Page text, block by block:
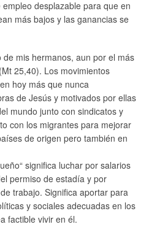
desplazable para que en
más bajos y las ganancias se
de mis hermanos, aun por el más
25,40). Los movimientos
hoy más que nunca
de Jesús y motivados por ellas
mundo junto con sindicatos y
con los migrantes para mejorar
de origen pero también en
significa luchar por salarios
permiso de estadía y por
trabajo. Significa aportar para
y sociales adecuadas en los
factible vivir en él.